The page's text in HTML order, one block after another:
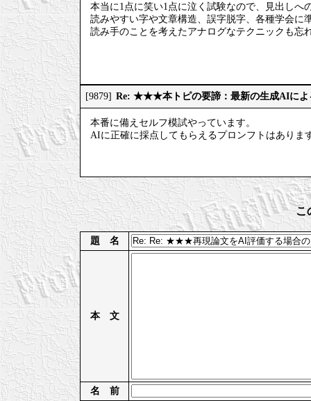
本当に1点に笑い1点に泣く試験なので、見出しへ
読みやすい字や文章構造、誤字脱字、各種学会に
読み手のことを考えたアナログなテクニックも忘
[9879] Re: ★★★本トピの要諦：最新の生成AIによ
本番に備えセルフ模試やっています。
AIに正確に採点してもらえるプロンフトはありま
こ
題 名
本 文
名 前